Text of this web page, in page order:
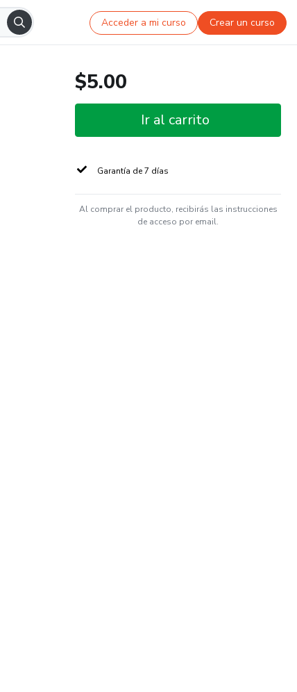
Acceder a mi curso Crear un curso
$5.00
Ir al carrito
Garantía de 7 días
Al comprar el producto, recibirás las instrucciones
de acceso por email.